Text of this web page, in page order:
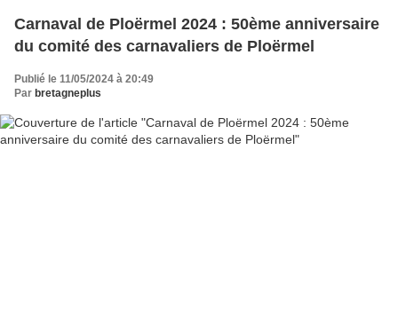
Carnaval de Ploërmel 2024 : 50ème anniversaire
du comité des carnavaliers de Ploërmel
Publié le 11/05/2024 à 20:49
Par bretagneplus